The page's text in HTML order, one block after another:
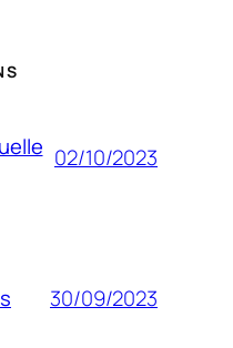
02/10/2023
30/09/2023